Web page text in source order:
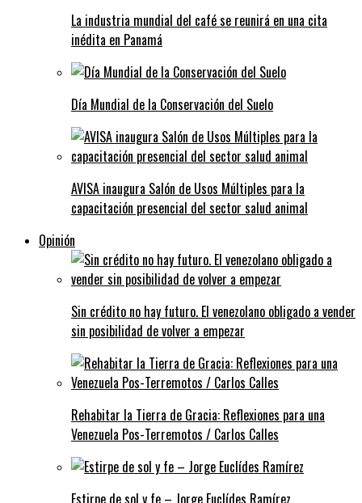
La industria mundial del café se reunirá en una cita
inédita en Panamá
Día Mundial de la Conservación del Suelo
AVISA inaugura Salón de Usos Múltiples para la
capacitación presencial del sector salud animal
Opinión
Sin crédito no hay futuro. El venezolano obligado a vender
sin posibilidad de volver a empezar
Rehabitar la Tierra de Gracia: Reflexiones para una
Venezuela Pos-Terremotos / Carlos Calles
Estirpe de sol y fe – Jorge Euclídes Ramírez